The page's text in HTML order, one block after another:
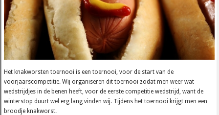
Het knakworsten toernooi is een toernooi, voor de start van de
voorjaarscompetitie. Wij organiseren dit toernooi zodat men weer wat
wedstrijdjes in de benen heeft, voor de eerste competitie wedstrijd, want de
winterstop duurt wel erg lang vinden wij. Tijdens het toernooi krijgt men een
broodje knakworst.